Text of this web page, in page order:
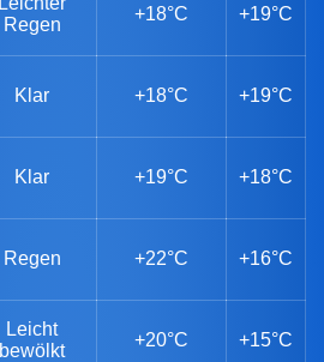
Regen
+18°C +19°C
Klar +18°C +19°C
Klar +19°C +18°C
Regen +22°C +16°C
Leicht
bewölkt
+20°C +15°C